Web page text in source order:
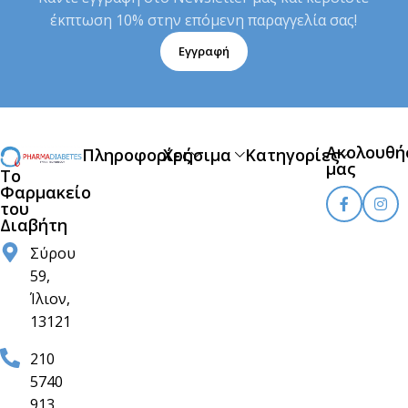
έκπτωση 10% στην επόμενη παραγγελία σας!
Εγγραφή
Το
Φαρμακείο
του
Διαβήτη
Σύρου
59,
Ίλιον,
13121
210
5740
ΠληροφορίεςΧρήσιμα Κατηγορίες
μας